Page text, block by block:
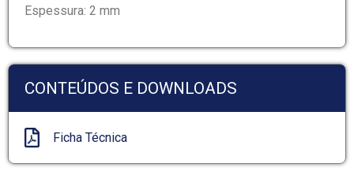
Espessura: 2 mm
CONTEÚDOS E DOWNLOADS
Ficha Técnica